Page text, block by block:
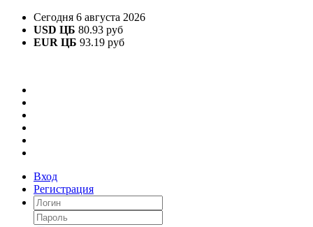
Сегодня 6 августа 2026
USD ЦБ 80.93 руб
EUR ЦБ 93.19 руб
Вход
Регистрация